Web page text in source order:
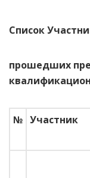
Список
прошедших
№ Участник